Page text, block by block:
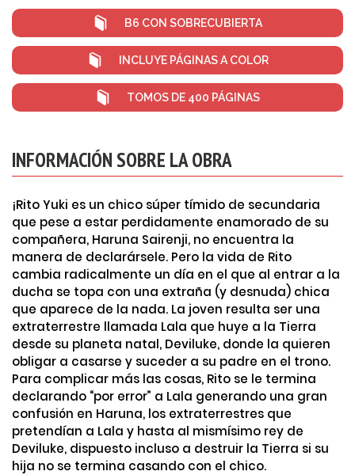
B6 CON SOBRECUBIERTA
INCLUYE PÁGINAS A COLOR
TOMOS DE 400 PÁGINAS
INFORMACIÓN SOBRE LA OBRA
¡Rito Yuki es un chico súper tímido de secundaria
que pese a estar perdidamente enamorado de su
compañera, Haruna Sairenji, no encuentra la
manera de declarársele. Pero la vida de Rito
cambia radicalmente un día en el que al entrar a la
ducha se topa con una extraña (y desnuda) chica
que aparece de la nada. La joven resulta ser una
extraterrestre llamada Lala que huye a la Tierra
desde su planeta natal, Deviluke, donde la quieren
obligar a casarse y suceder a su padre en el trono.
Para complicar más las cosas, Rito se le termina
declarando “por error” a Lala generando una gran
confusión en Haruna, los extraterrestres que
pretendían a Lala y hasta al mismísimo rey de
Deviluke, dispuesto incluso a destruir la Tierra si su
hija no se termina casando con el chico.